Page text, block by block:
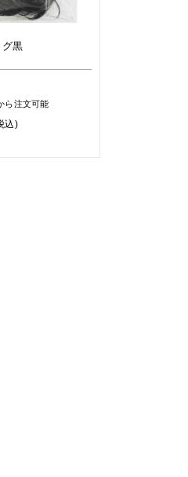
黒
ら注文可能
込)